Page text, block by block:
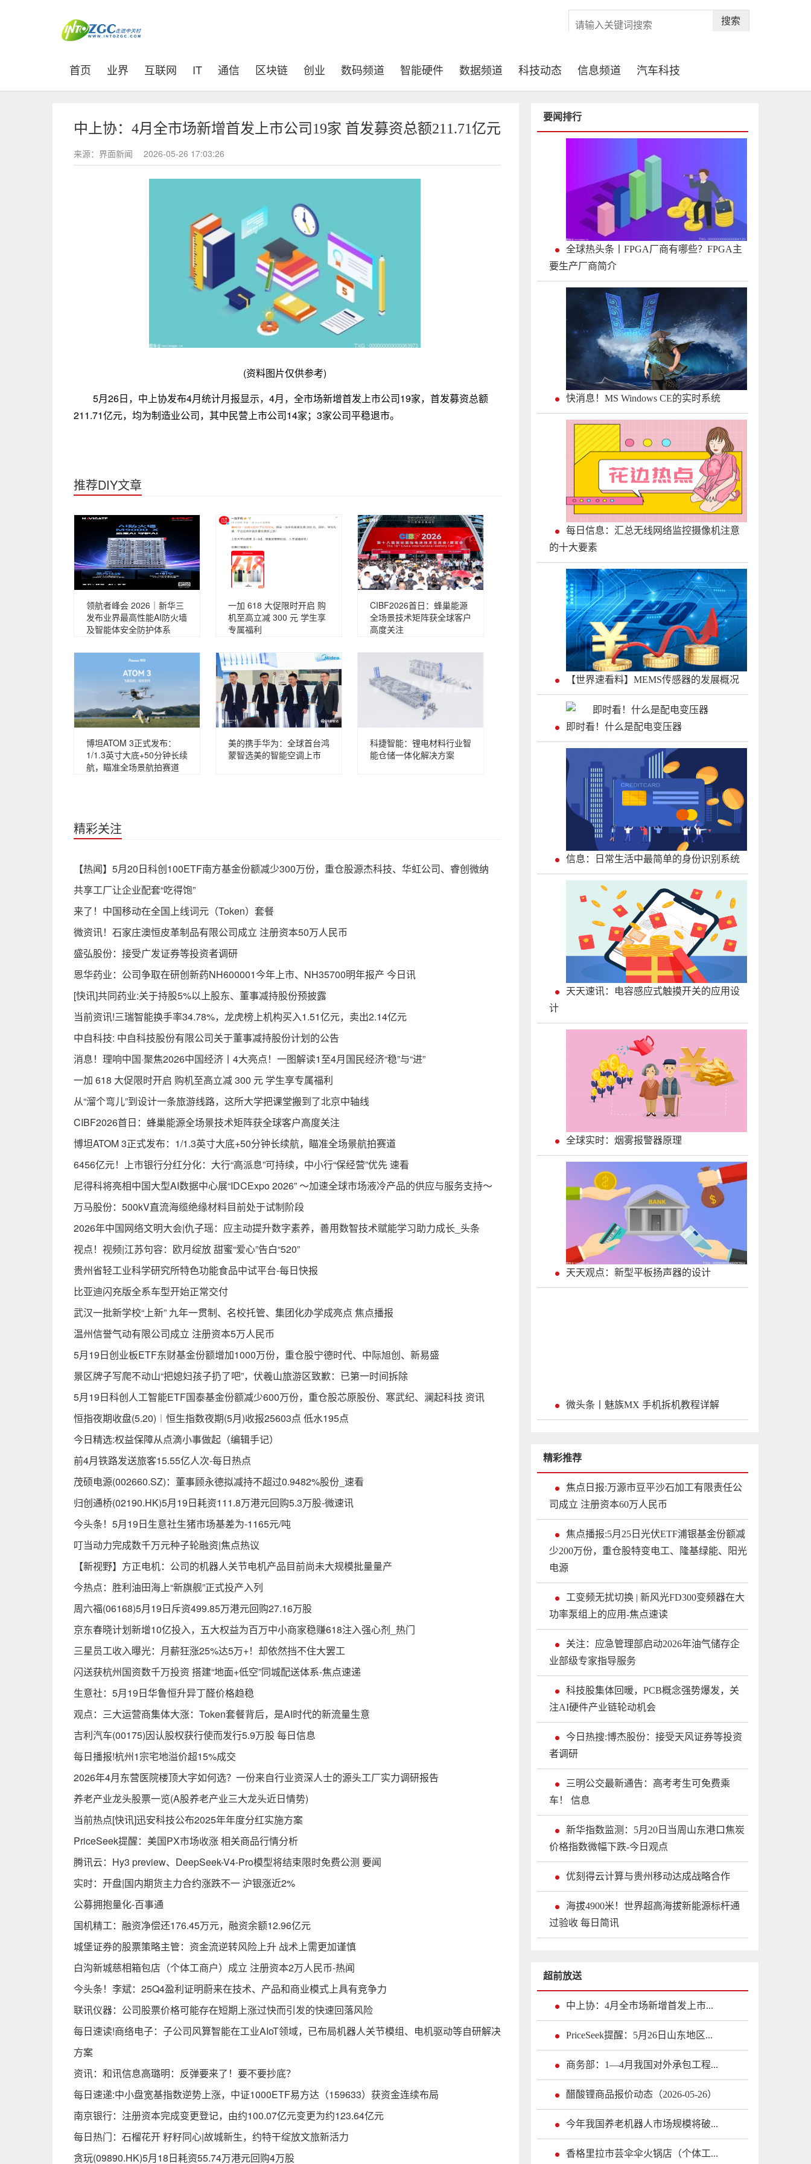
搜索
首页 (current)
业界 互联网 IT 通信 区块链 创业 数码频道 智能硬件 数据频道 科技动态 信息频道 汽车科技
中上协：4月全市场新增首发上市公司19家 首发募资总额211.71亿元
来源：界面新闻 2026-05-26 17:03:26
(资料图片仅供参考)
5月26日，中上协发布4月统计月报显示，4月，全市场新增首发上市公司19家，首发募资总额
211.71亿元，均为制造业公司，其中民营上市公司14家；3家公司平稳退市。
推荐DIY文章
领航者峰会 2026｜新华三
发布业界最高性能AI防火墙
及智能体安全防护体系
一加 618 大促限时开启 购
机至高立减 300 元 学生享
专属福利
CIBF2026首日：蜂巢能源
全场景技术矩阵获全球客户
高度关注
博坦ATOM 3正式发布：
1/1.3英寸大底+50分钟长续
航，瞄准全场景航拍赛道
美的携手华为：全球首台鸿
蒙智选美的智能空调上市
科捷智能：锂电材料行业智
能仓储一体化解决方案
精彩关注
【热闻】5月20日科创100ETF南方基金份额减少300万份，重仓股源杰科技、华虹公司、睿创微纳
共享工厂让企业配套“吃得饱”
来了！中国移动在全国上线词元（Token）套餐
微资讯！石家庄澳恒皮革制品有限公司成立 注册资本50万人民币
盛弘股份：接受广发证券等投资者调研
恩华药业：公司争取在研创新药NH600001今年上市、NH35700明年报产 今日讯
[快讯]共同药业:关于持股5%以上股东、董事减持股份预披露
当前资讯!三瑞智能换手率34.78%，龙虎榜上机构买入1.51亿元，卖出2.14亿元
中自科技: 中自科技股份有限公司关于董事减持股份计划的公告
消息！理响中国·聚焦2026中国经济丨4大亮点！一图解读1至4月国民经济“稳”与“进”
一加 618 大促限时开启 购机至高立减 300 元 学生享专属福利
从“溜个弯儿”到设计一条旅游线路，这所大学把课堂搬到了北京中轴线
CIBF2026首日：蜂巢能源全场景技术矩阵获全球客户高度关注
博坦ATOM 3正式发布：1/1.3英寸大底+50分钟长续航，瞄准全场景航拍赛道
6456亿元！上市银行分红分化：大行“高派息”可持续，中小行“保经营”优先 速看
尼得科将亮相中国大型AI数据中心展“IDCExpo 2026” ～加速全球市场液冷产品的供应与服务支持～
万马股份：500kV直流海缆绝缘材料目前处于试制阶段
2026年中国网络文明大会|仇子瑶：应主动提升数字素养，善用数智技术赋能学习助力成长_头条
视点！视频|江苏句容：欧月绽放 甜蜜“爱心”告白“520”
贵州省轻工业科学研究所特色功能食品中试平台-每日快报
比亚迪闪充版全系车型开始正常交付
武汉一批新学校“上新” 九年一贯制、名校托管、集团化办学成亮点 焦点播报
温州信誉气动有限公司成立 注册资本5万人民币
5月19日创业板ETF东财基金份额增加1000万份，重仓股宁德时代、中际旭创、新易盛
景区牌子写爬不动山“把媳妇孩子扔了吧”，伏羲山旅游区致歉：已第一时间拆除
5月19日科创人工智能ETF国泰基金份额减少600万份，重仓股芯原股份、寒武纪、澜起科技 资讯
恒指夜期收盘(5.20)︱恒生指数夜期(5月)收报25603点 低水195点
今日精选:权益保障从点滴小事做起（编辑手记）
前4月铁路发送旅客15.55亿人次-每日热点
茂硕电源(002660.SZ)：董事顾永德拟减持不超过0.9482%股份_速看
归创通桥(02190.HK)5月19日耗资111.8万港元回购5.3万股-微速讯
今头条！5月19日生意社生猪市场基差为-1165元/吨
叮当动力完成数千万元种子轮融资|焦点热议
【新视野】方正电机：公司的机器人关节电机产品目前尚未大规模批量量产
今热点：胜利油田海上“新旗舰”正式投产入列
周六福(06168)5月19日斥资499.85万港元回购27.16万股
京东春晓计划新增10亿投入，五大权益为百万中小商家稳赚618注入强心剂_热门
三星员工收入曝光：月薪狂涨25%达5万+！却依然挡不住大罢工
闪送获杭州国资数千万投资 搭建“地面+低空”同城配送体系-焦点速递
生意社：5月19日华鲁恒升异丁醛价格趋稳
观点：三大运营商集体大涨：Token套餐背后，是AI时代的新流量生意
吉利汽车(00175)因认股权获行使而发行5.9万股 每日信息
每日播报!杭州1宗宅地溢价超15%成交
2026年4月东营医院楼顶大字如何选？一份来自行业资深人士的源头工厂实力调研报告
养老产业龙头股票一览(A股养老产业三大龙头近日情势)
当前热点[快讯]迅安科技公布2025年年度分红实施方案
PriceSeek提醒：美国PX市场收涨 相关商品行情分析
腾讯云：Hy3 preview、DeepSeek-V4-Pro模型将结束限时免费公测 要闻
实时：开盘|国内期货主力合约涨跌不一 沪银涨近2%
公募拥抱量化-百事通
国机精工：融资净偿还176.45万元，融资余额12.96亿元
城堡证券的股票策略主管：资金流逆转风险上升 战术上需更加谨慎
白沟新城慈相箱包店（个体工商户）成立 注册资本2万人民币-热闻
今头条！李斌：25Q4盈利证明蔚来在技术、产品和商业模式上具有竞争力
联讯仪器：公司股票价格可能存在短期上涨过快而引发的快速回落风险
每日速读!商络电子：子公司风算智能在工业AIoT领域，已布局机器人关节模组、电机驱动等自研解决
方案
资讯：和讯信息高璐明：反弹要来了！要不要抄底？
每日速递:中小盘宽基指数逆势上涨，中证1000ETF易方达（159633）获资金连续布局
南京银行：注册资本完成变更登记，由约100.07亿元变更为约123.64亿元
每日热门：石榴花开 籽籽同心|故城新生，约特干绽放文旅新活力
贪玩(09890.HK)5月18日耗资55.74万港元回购4万股
要闻排行
全球热头条丨FPGA厂商有哪些？FPGA主
要生产厂商简介
快消息！MS Windows CE的实时系统
每日信息：汇总无线网络监控摄像机注意
的十大要素
【世界速看料】MEMS传感器的发展概况
即时看！什么是配电变压器
信息：日常生活中最简单的身份识别系统
天天速讯：电容感应式触摸开关的应用设
计
全球实时：烟雾报警器原理
天天观点：新型平板扬声器的设计
微头条丨魅族MX 手机拆机教程详解
精彩推荐
焦点日报:万源市豆平沙石加工有限责任公
司成立 注册资本60万人民币
焦点播报:5月25日光伏ETF浦银基金份额减
少200万份，重仓股特变电工、隆基绿能、阳光
电源
工变频无扰切换 | 新风光FD300变频器在大
功率泵组上的应用-焦点速读
关注：应急管理部启动2026年油气储存企
业部级专家指导服务
科技股集体回暖，PCB概念强势爆发，关
注AI硬件产业链轮动机会
今日热搜:博杰股份：接受天风证券等投资
者调研
三明公交最新通告：高考考生可免费乘
车！ 信息
新华指数监测：5月20日当周山东港口焦炭
价格指数微幅下跌-今日观点
优刻得云计算与贵州移动达成战略合作
海拔4900米！世界超高海拔新能源标杆通
过验收 每日简讯
超前放送
中上协：4月全市场新增首发上市...
PriceSeek提醒：5月26日山东地区...
商务部：1—4月我国对外承包工程...
醋酸锂商品报价动态（2026-05-26）
今年我国养老机器人市场规模将破...
香格里拉市芸伞伞火锅店（个体工...